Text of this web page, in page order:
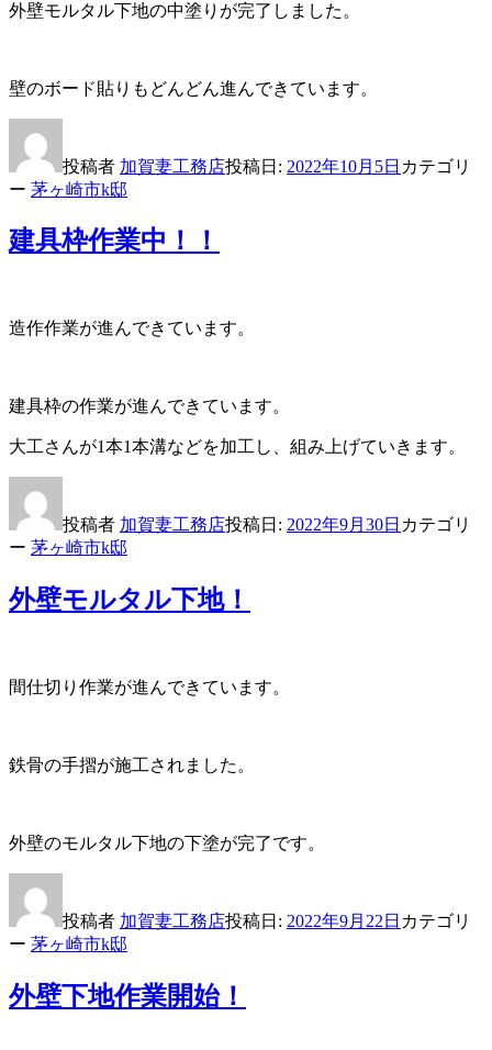
外壁モルタル下地の中塗りが完了しました。
壁のボード貼りもどんどん進んできています。
投稿者 加賀妻工務店投稿日: 2022年10月5日 カテゴリ
ー 茅ヶ崎市k邸
建具枠作業中！！
造作作業が進んできています。
建具枠の作業が進んできています。
大工さんが1本1本溝などを加工し、組み上げていきます。
投稿者 加賀妻工務店投稿日: 2022年9月30日 カテゴリ
ー 茅ヶ崎市k邸
外壁モルタル下地！
間仕切り作業が進んできています。
鉄骨の手摺が施工されました。
外壁のモルタル下地の下塗が完了です。
投稿者 加賀妻工務店投稿日: 2022年9月22日 カテゴリ
ー 茅ヶ崎市k邸
外壁下地作業開始！